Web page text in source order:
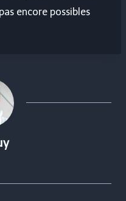
encore possibles